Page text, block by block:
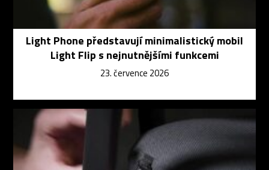
Light Phone představují minimalistický mobil
Light Flip s nejnutnějšími funkcemi
23. července 2026